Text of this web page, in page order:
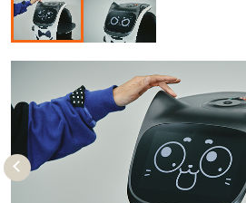
Pre
vio